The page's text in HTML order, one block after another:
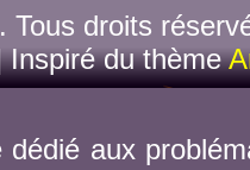
Tous droits
du thème
aux